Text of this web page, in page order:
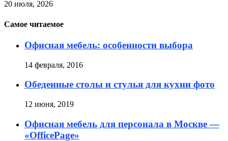
20 июля, 2026
Самое читаемое
Офисная мебель: особенности выбора
14 февраля, 2016
Обеденные столы и стулья для кухни фото
12 июня, 2019
Офисная мебель для персонала в Москве —
«OfficePage»